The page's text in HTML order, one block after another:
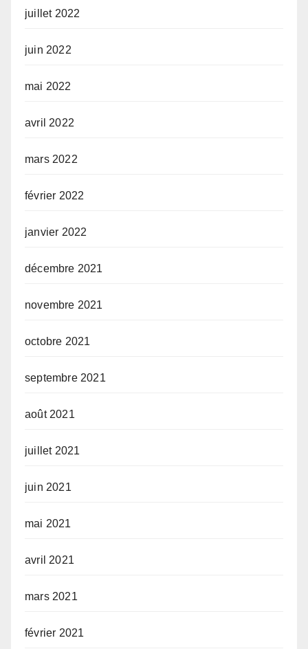
juillet 2022
juin 2022
mai 2022
avril 2022
mars 2022
février 2022
janvier 2022
décembre 2021
novembre 2021
octobre 2021
septembre 2021
août 2021
juillet 2021
juin 2021
mai 2021
avril 2021
mars 2021
février 2021